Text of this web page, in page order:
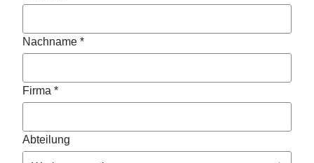
Nachname *
Firma *
Abteilung